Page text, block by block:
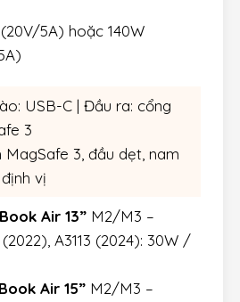
5A) hoặc 140W
USB-C | Đầu ra: cổng
3
MagSafe 3, đầu dẹt, nam
vị
Air 13”M2/M3 –
(2022), A3113 (2024): 30W /
Air 15”M2/M3 –